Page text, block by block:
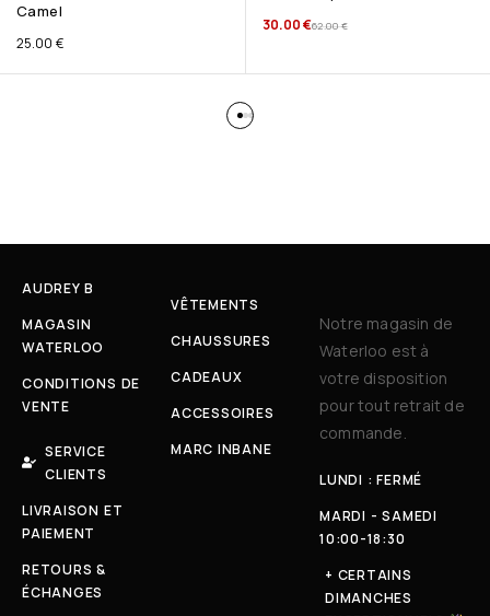
Camel
25.00 €
62.00€
30.00€
AUDREY B
MAGASIN
WATERLOO
CONDITIONS DE
VENTE
SERVICE
CLIENTS
LIVRAISON ET
PAIEMENT
RETOURS &
ÉCHANGES
VÊTEMENTS
CHAUSSURES
CADEAUX
ACCESSOIRES
MARC INBANE
Notre magasin de
Waterloo est à
votre disposition
pour tout retrait de
commande.
LUNDI : FERMÉ
MARDI - SAMEDI
10:00-18:30
+ CERTAINS
DIMANCHES